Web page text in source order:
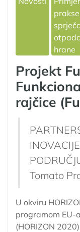
hrane
Projekt
rajčice
Tomato
U okviru
programom EU-
(HORIZON